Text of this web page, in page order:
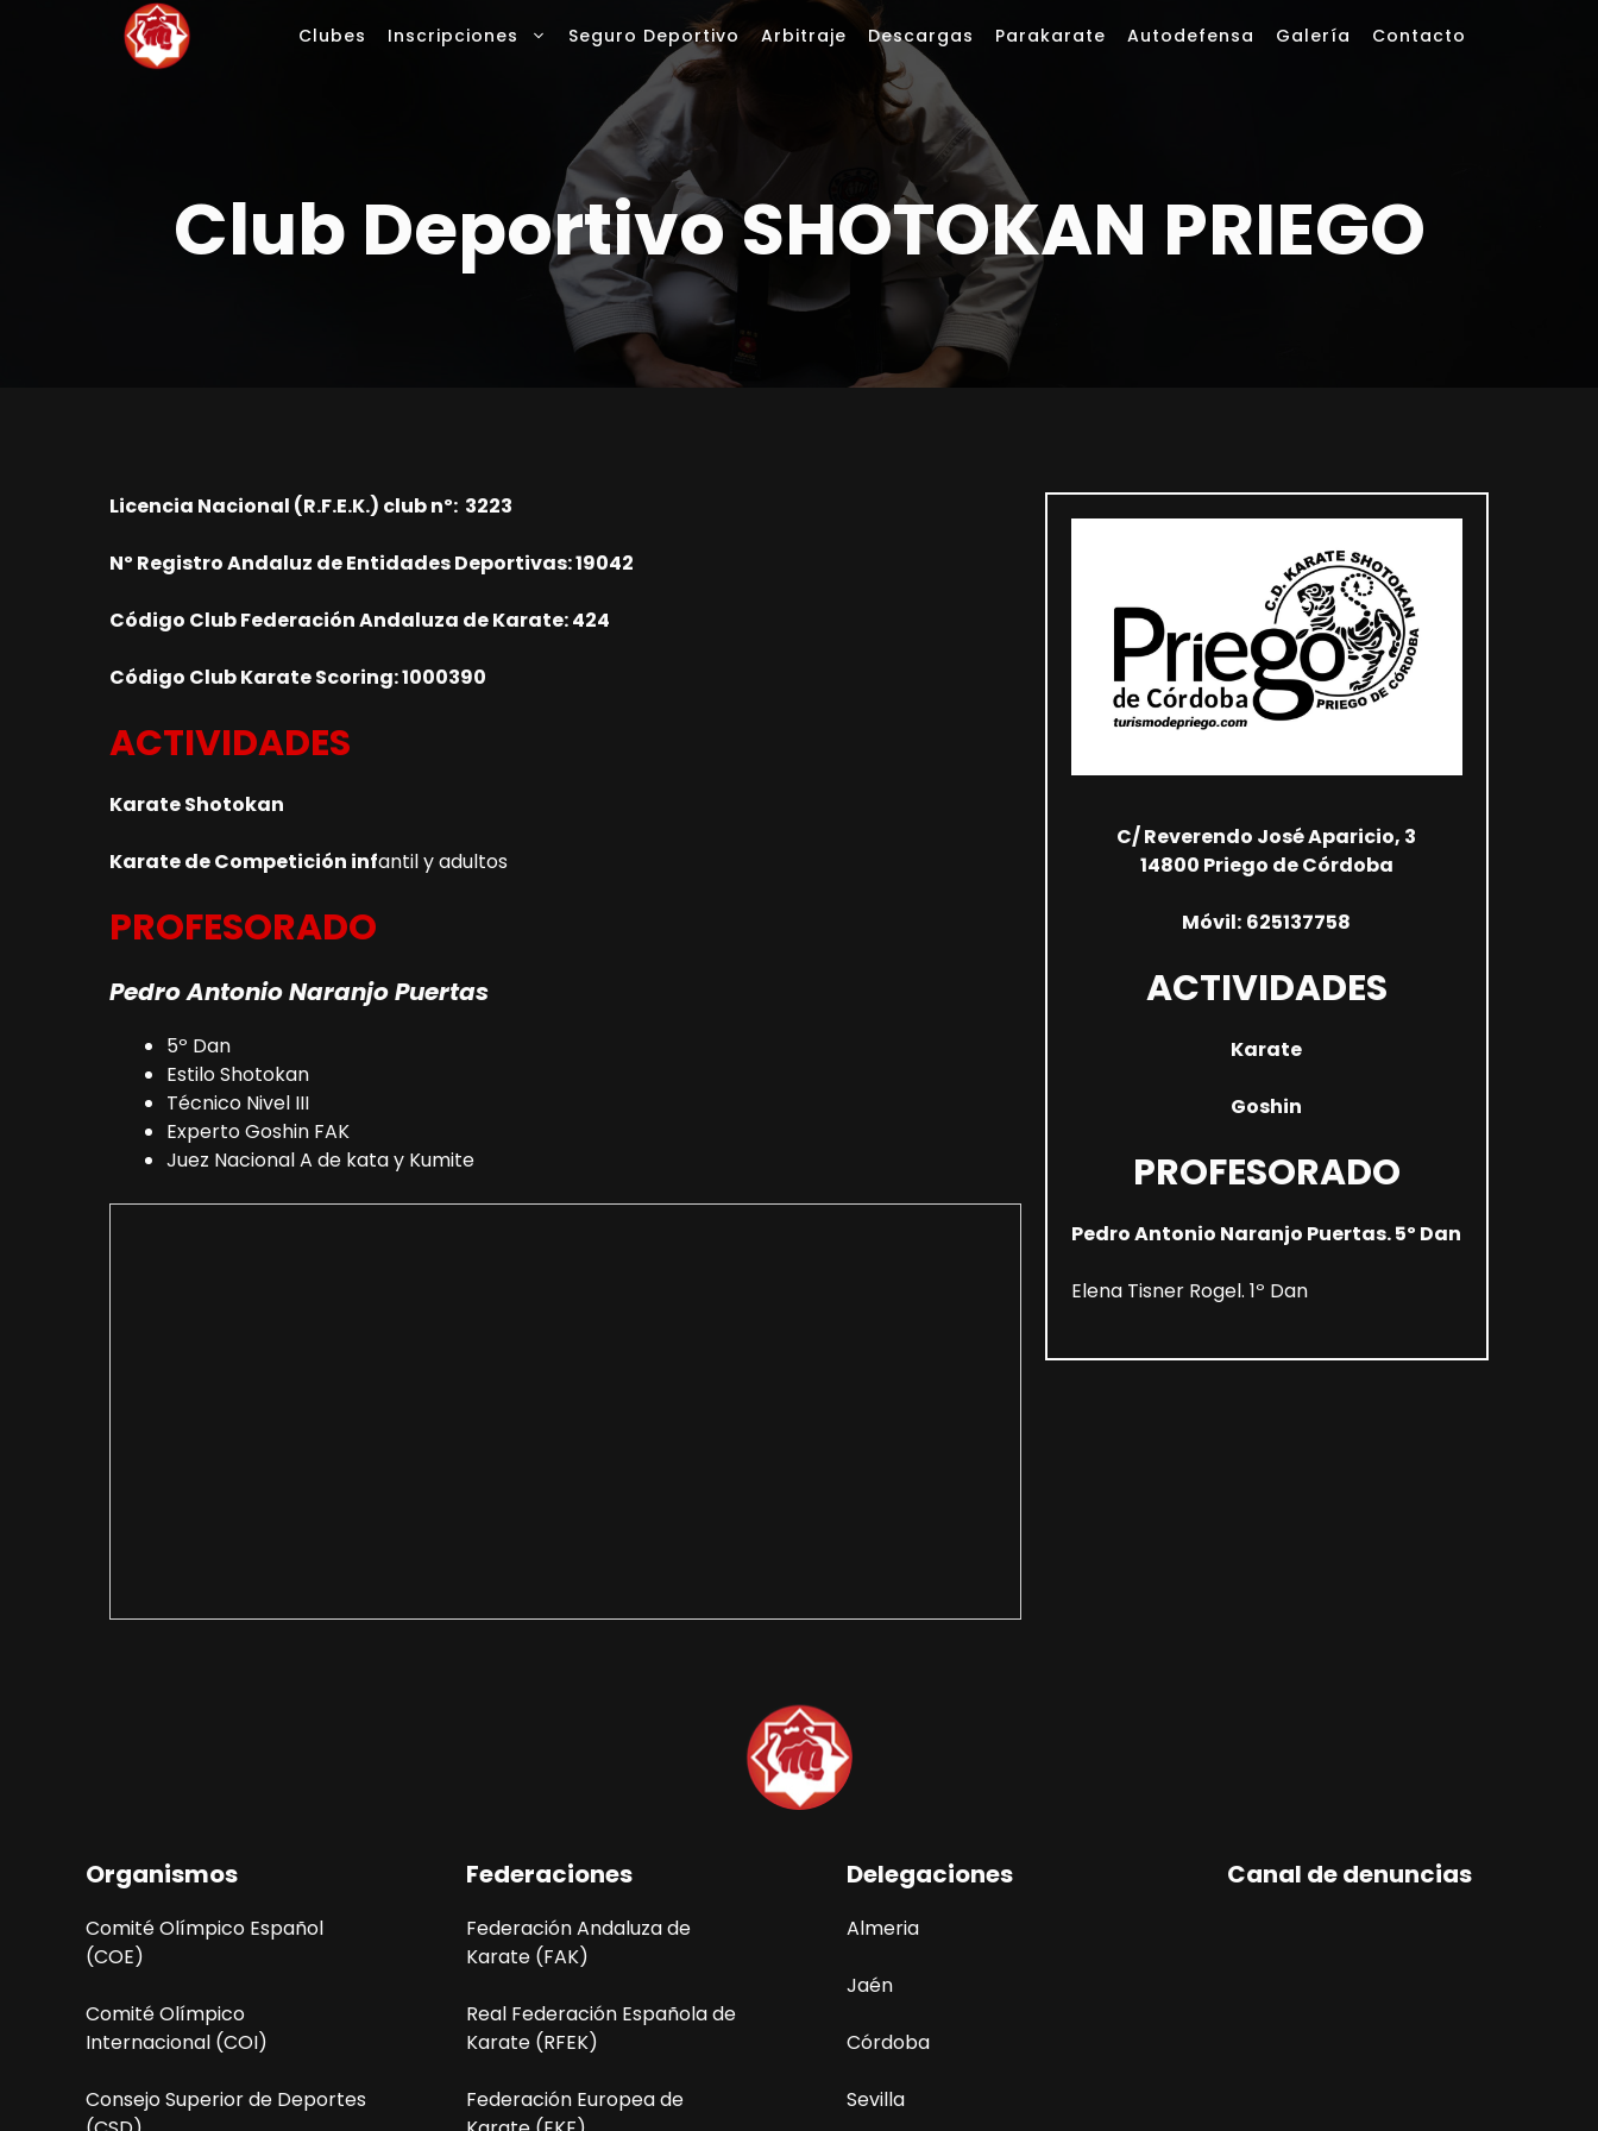
Clubes Inscripciones Seguro Deportivo Arbitraje Descargas Parakarate Autodefensa Galería Contacto
Club Deportivo SHOTOKAN PRIEGO
Licencia Nacional (R.F.E.K.) club nº: 3223
Nº Registro Andaluz de Entidades Deportivas: 19042
Código Club Federación Andaluza de Karate: 424
Código Club Karate Scoring: 1000390
ACTIVIDADES
Karate Shotokan
Karate de Competición infantil y adultos
PROFESORADO
Pedro Antonio Naranjo Puertas
5º Dan
Estilo Shotokan
Técnico Nivel III
Experto Goshin FAK
Juez Nacional A de kata y Kumite
C/ Reverendo José Aparicio, 3
14800 Priego de Córdoba
Móvil: 625137758
ACTIVIDADES
Karate
Goshin
PROFESORADO
Pedro Antonio Naranjo Puertas. 5º Dan
Elena Tisner Rogel. 1º Dan
Organismos
Comité Olímpico Español
(COE)
Comité Olímpico
Internacional (COI)
Consejo Superior de Deportes
Federaciones
Federación Andaluza de
Karate (FAK)
Real Federación Española de
Karate (RFEK)
Federación Europea de
Delegaciones
Almeria
Jaén
Córdoba
Sevilla
Canal de denuncias